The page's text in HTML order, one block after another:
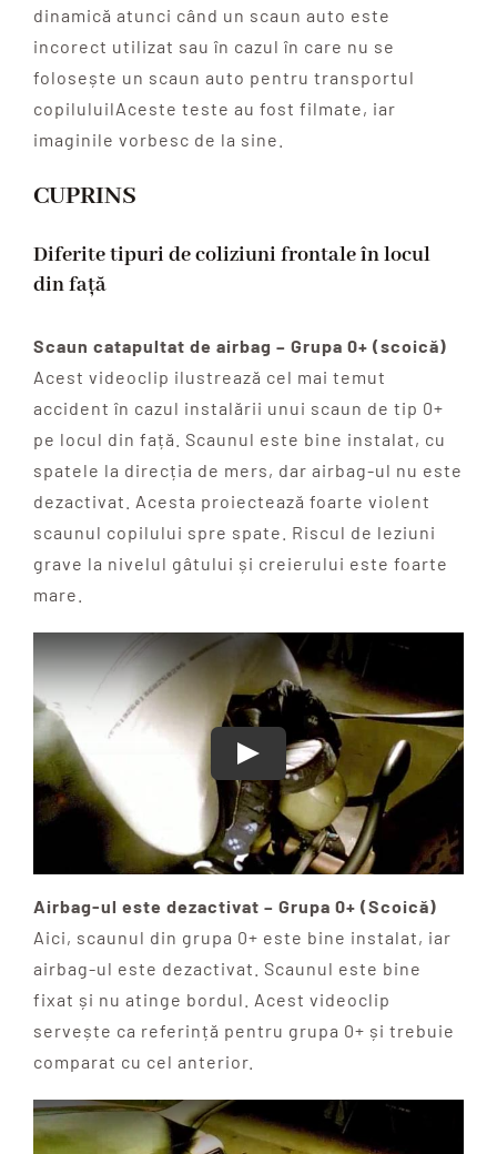
dinamică atunci când un scaun auto este
incorect utilizat sau în cazul în care nu se
folosește un scaun auto pentru transportul
copiluluilAceste teste au fost filmate, iar
imaginile vorbesc de la sine.
CUPRINS
Diferite tipuri de coliziuni frontale în locul
din față
Scaun catapultat de airbag – Grupa 0+ (scoică)
Acest videoclip ilustrează cel mai temut
accident în cazul instalării unui scaun de tip 0+
pe locul din față. Scaunul este bine instalat, cu
spatele la direcția de mers, dar airbag-ul nu este
dezactivat. Acesta proiectează foarte violent
scaunul copilului spre spate. Riscul de leziuni
grave la nivelul gâtului și creierului este foarte
mare.
Airbag-ul este dezactivat – Grupa 0+ (Scoică)
Aici, scaunul din grupa 0+ este bine instalat, iar
airbag-ul este dezactivat. Scaunul este bine
fixat și nu atinge bordul. Acest videoclip
servește ca referință pentru grupa 0+ și trebuie
comparat cu cel anterior.